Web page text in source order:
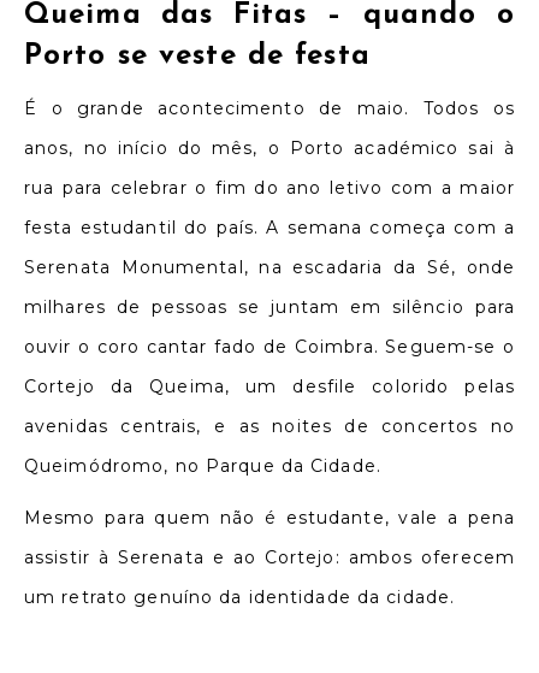
Queima das Fitas – quando o
Porto se veste de festa
É o grande acontecimento de maio. Todos os
anos, no início do mês, o Porto académico sai à
rua para celebrar o fim do ano letivo com a maior
festa estudantil do país. A semana começa com a
Serenata Monumental, na escadaria da Sé, onde
milhares de pessoas se juntam em silêncio para
ouvir o coro cantar fado de Coimbra. Seguem-se o
Cortejo da Queima, um desfile colorido pelas
avenidas centrais, e as noites de concertos no
Queimódromo, no Parque da Cidade.
Mesmo para quem não é estudante, vale a pena
assistir à Serenata e ao Cortejo: ambos oferecem
um retrato genuíno da identidade da cidade.